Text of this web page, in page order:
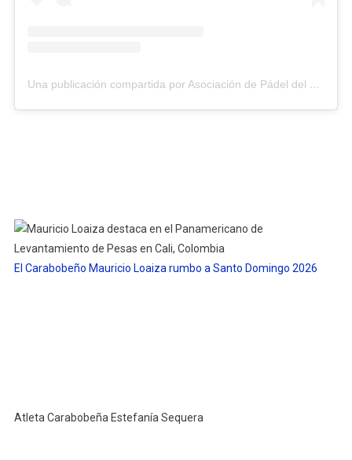
Una publicación compartida por Asociación de Pádel del Estado Carabobo (@asopadelcarabobo)
El Carabobeño Mauricio Loaiza rumbo a Santo Domingo 2026
Atleta Carabobeña Estefanía Sequera